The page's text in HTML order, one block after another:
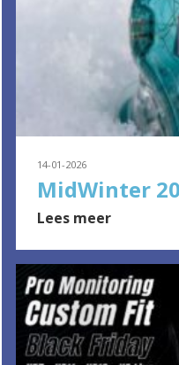
14-01-2026
MidWinter
Lees meer